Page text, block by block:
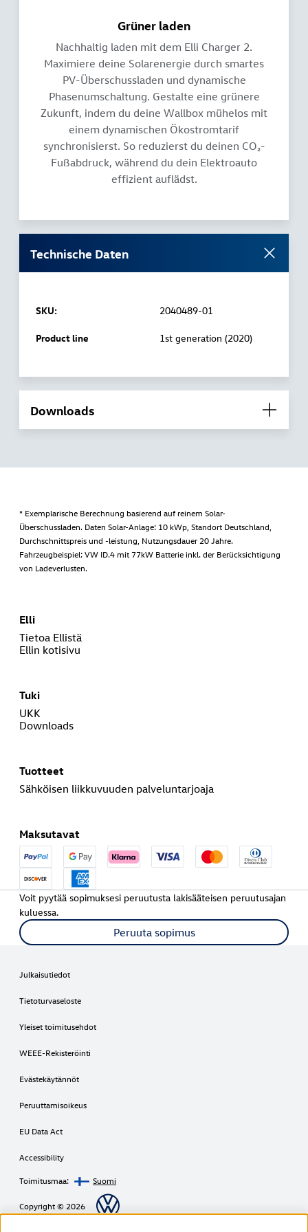
Grüner laden
Nachhaltig laden mit dem Elli Charger 2.
Maximiere deine Solarenergie durch smartes
PV-Überschussladen und dynamische
Phasenumschaltung. Gestalte eine grünere
Zukunft, indem du deine Wallbox mühelos mit
einem dynamischen Ökostromtarif
synchronisierst. So reduzierst du deinen CO₂-
Fußabdruck, während du dein Elektroauto
effizient auflädst.
Technische Daten
SKU: 2040489-01
Product line 1st generation (2020)
Downloads
* Exemplarische Berechnung basierend auf reinem Solar-
Überschussladen. Daten Solar-Anlage: 10 kWp, Standort Deutschland,
Durchschnittspreis und -leistung, Nutzungsdauer 20 Jahre.
Fahrzeugbeispiel: VW ID.4 mit 77kW Batterie inkl. der Berücksichtigung
von Ladeverlusten.
Elli
Tietoa Ellistä
Ellin kotisivu
Tuki
UKK
Downloads
Tuotteet
Sähköisen liikkuvuuden palveluntarjoaja
Maksutavat
Voit pyytää sopimuksesi peruutusta lakisääteisen peruutusajan
kuluessa.
Peruuta sopimus
Julkaisutiedot
Tietoturvaseloste
Yleiset toimitusehdot
WEEE-Rekisteröinti
Evästekäytännöt
Peruuttamisoikeus
EU Data Act
Accessibility
Toimitusmaa: Suomi
Copyright © 2026